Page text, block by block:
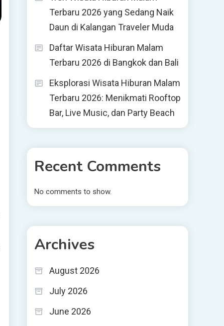
Terbaru 2026 yang Sedang Naik
Daun di Kalangan Traveler Muda
Daftar Wisata Hiburan Malam
Terbaru 2026 di Bangkok dan Bali
Eksplorasi Wisata Hiburan Malam
Terbaru 2026: Menikmati Rooftop
Bar, Live Music, dan Party Beach
Recent Comments
No comments to show.
Archives
August 2026
July 2026
June 2026